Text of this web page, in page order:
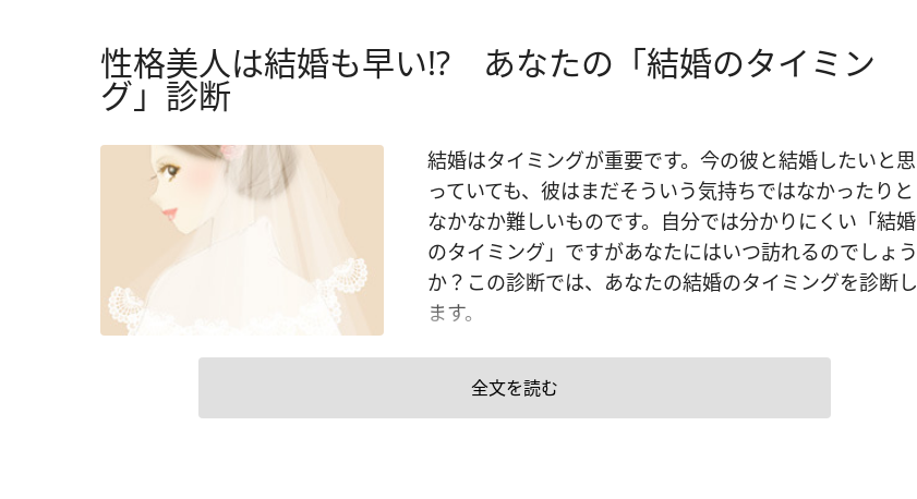
性格美人は結婚も早い!? あなたの「結婚のタイミン
グ」診断
結婚はタイミングが重要です。今の彼と結婚したいと思
っていても、彼はまだそういう気持ちではなかったりと
なかなか難しいものです。自分では分かりにくい「結婚
のタイミング」ですがあなたにはいつ訪れるのでしょう
か？この診断では、あなたの結婚のタイミングを診断し
ます。
全文を読む